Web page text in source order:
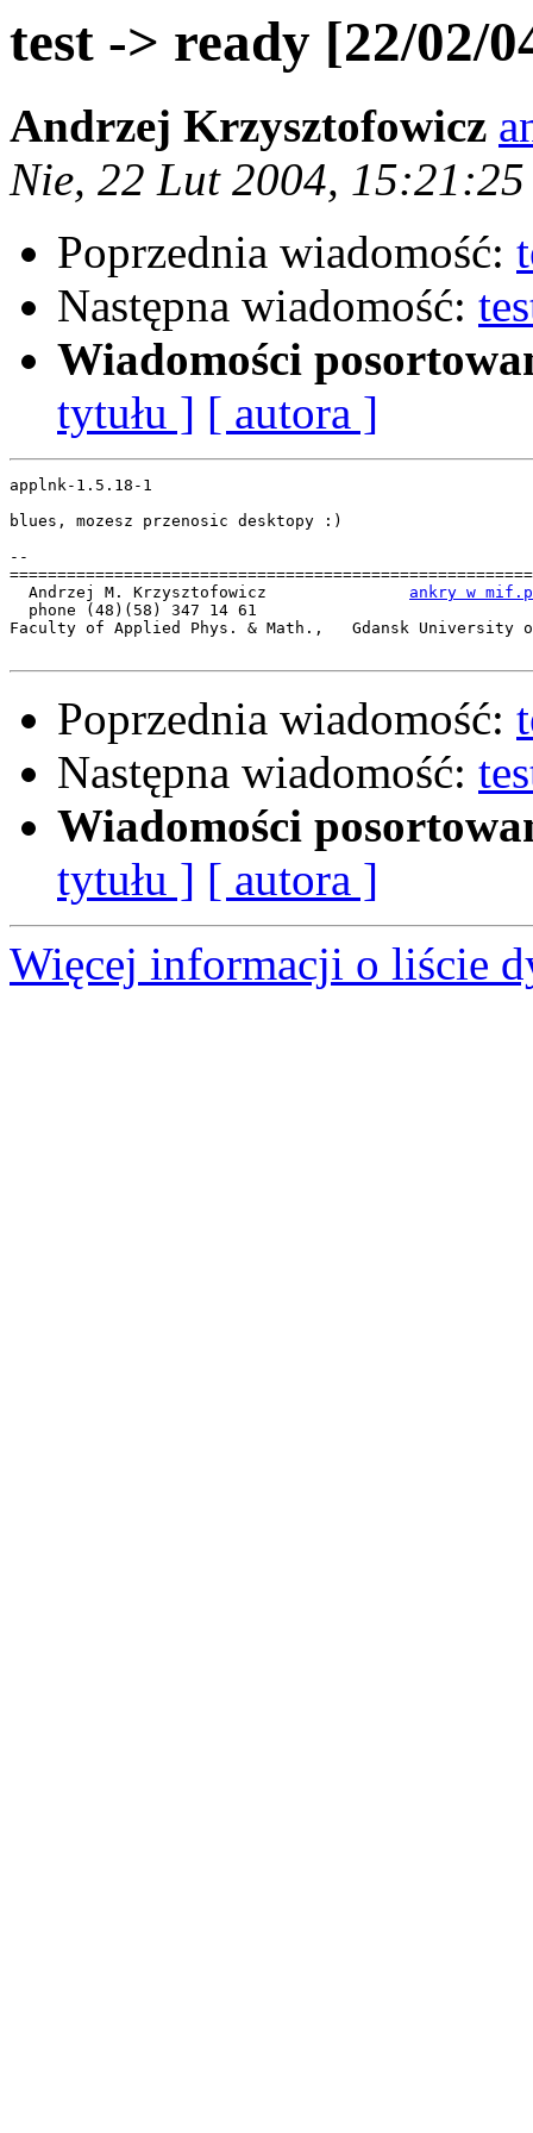
test -> ready [22/02/
Andrzej Krzysztofowicz
Nie, 22 Lut 2004,
Poprzednia wiadomość:
Następna wiadomość:
Wiadomości
tytułu ] [ autora ]
applnk-1.5.18-1
blues, mozesz przenosic desktopy :)
--
  Andrzej M. Krzysztofowicz
ankry w
  phone (48)(58) 347 14 61
Faculty of Applied Phys. & Math.,   Gdansk University
Poprzednia wiadomość:
Następna wiadomość:
Wiadomości
tytułu ] [ autora ]
Więcej informacji o liście